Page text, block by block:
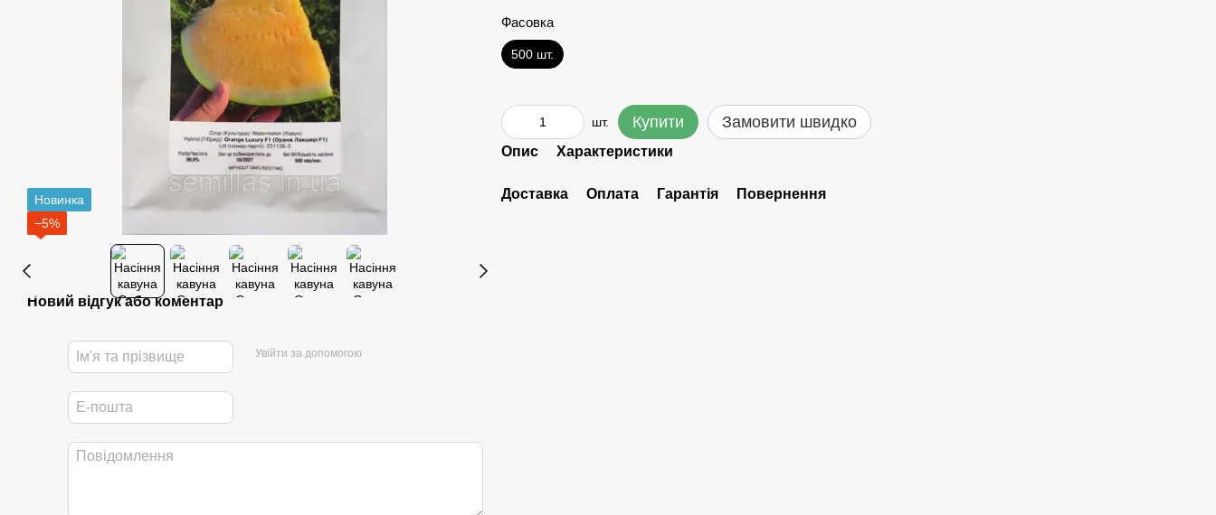
Новинка
−5%
Новий відгук або коментар
Увійти за допомогою
Фасовка
500 шт.
шт. Купити Замовити швидко
Опис Характеристики
Доставка Оплата Гарантія Повернення